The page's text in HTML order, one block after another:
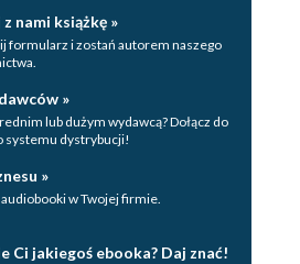
nami książkę »
formularz i zostań autorem naszego
»
lub dużym wydawcą? Dołącz do
systemu dystrybucji!
»
audiobooki w Twojej firmie.
Ci jakiegoś ebooka? Daj znać!